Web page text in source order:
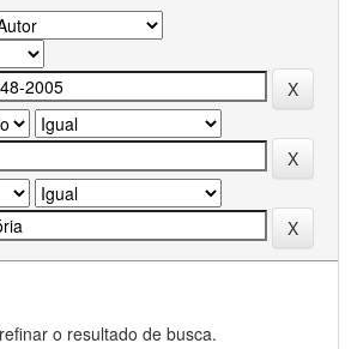
o resultado de busca.